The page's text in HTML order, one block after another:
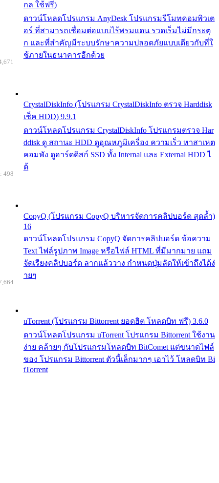
กล ใช้ฟรี)
ดาวน์โหลดโปรแกรม AnyDesk โปรแกรมรีโมทคอมพิวเต
อร์ ที่สามารถเชื่อมต่อแบบไร้พรมแดน รวดเร็มไม่มีกระตุ
ก และที่สำคัญมีระบบรักษาความปลอดภัยแบบเดียวกับที่ใ
ช้ภายในธนาคารอีกด้วย
CrystalDiskInfo (โปรแกรม CrystalDiskInfo ตรวจ Harddisk
เช็ค HDD) 9.9.1
ดาวน์โหลดโปรแกรม CrystalDiskInfo โปรแกรมตรวจ Har
ddisk ดู สถานะ HDD ดูอุณหภูมิเครื่อง ความเร็ว หาสาเหต
คอมพัง ดูฮาร์ดดิสก์ SSD ทั้ง Internal และ External HDD ไ
ด้
CopyQ (โปรแกรม CopyQ บริหารจัดการคลิปบอร์ด สุดล้ำ)
16
ดาวน์โหลดโปรแกรม CopyQ จัดการคลิปบอร์ด ข้อความ
Text ไฟล์รูปภาพ Image หรือไฟล์ HTML ที่มีมากมาย แถม
จัดเรียงคลิปบอร์ด ลากแล้ววาง กำหนดปุ่มลัดให้เข้าถึงได้ง่
ายๆ
498
uTorrent (โปรแกรม Bittorrent ยอดฮิต โหลดบิท ฟรี) 3.6.0
ดาวน์โหลดโปรแกรม uTorrent โปรแกรม Bittorrent ใช้งาน
ง่าย คล้ายๆ กับโปรแกรมโหลดบิท BitComet แต่ขนาดไฟล์
ของ โปรแกรม Bittorrent ตัวนี้เล็กมากๆ เอาไว้ โหลดบิท Bi
tTorrent